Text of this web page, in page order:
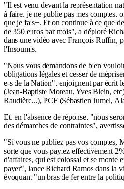
"Il est venu devant la représentation
à faire, je ne publie pas mes comptes,
que je fais+. Et on continue à ce que
de 350 euros par mois", a déploré
dans une vidéo avec François Ruffin,
l'Insoumis.
"Nous vous demandons de bien
obligations légales et cesser de
e-s de la Nation", enjoignent par écrit
(Jean-Baptiste Moreau, Yves Blein,
Raudière...), PCF (Sébastien Jumel,
Et, en l'absence de réponse, "nous
des démarches de contraintes",
"Si vous ne publiez pas vos comptes,
sorte que vous payiez effectivement
d'affaires, qui est colossal et se monte
payer", lance Richard Ramos dans la
évoquant "un bras de fer entre la